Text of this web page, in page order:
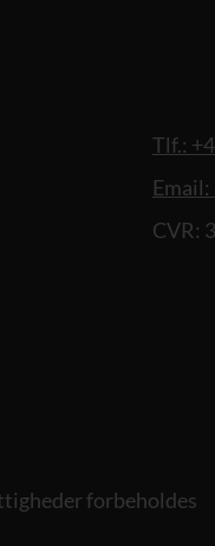
Tlf.:
CVR:
forbeholdes